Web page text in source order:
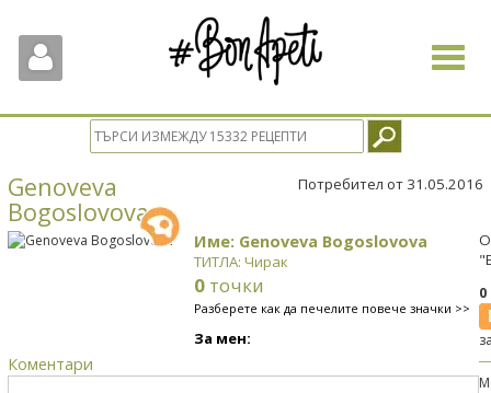
Toggle
Genoveva
Bogoslovova
Потребител от 31.05.2016
Име: Genoveva Bogoslovova
ТИТЛА: Чирак
0 точки
Разберете как да печелите повече значки >>
За мен:
Коментари